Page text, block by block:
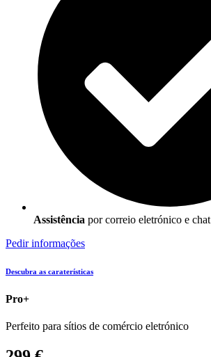
Assistência por correio eletrónico e chat
Pedir informações
Descubra as caraterísticas
Pro+
Perfeito para sítios de comércio eletrónico